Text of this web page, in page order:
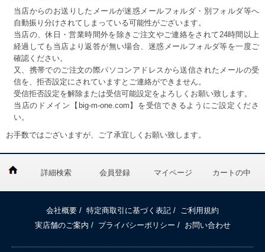
当店からのお送りしたメールが迷惑メールフォルダ・別フォルダ等へ
自動振り分けされてしまっている可能性がございます。
当店の、休日・営業時間外を除きご注文やご連絡をされて24時間以上
経過しても当店より返答が無い場合、迷惑メールフォルダ等を一度ご
確認ください。
又、携帯でのご注文の際パソコンアドレスから送信されたメールの受
信を、拒否設定にされていますとご連絡ができません。
受信拒否設定を解除または受信可能設定をよろしくお願い致します。
当店のドメイン【big-m-one.com】を受信できるようにご設定くださ
い。
お手数ではございますが、ご了承宜しくお願い致します。
詳細検索 会員登録 マイページ カートの中
会社概要 / 特定商取引に基づく表記 /
ご利用規約
実店舗のご案内 / プライバシーポリシー / お問い合わせ